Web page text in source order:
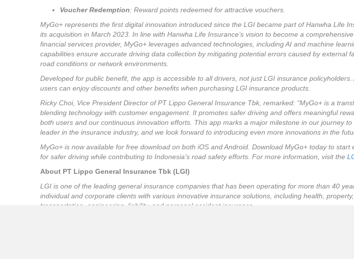
Voucher Redemption: Reward points redeemed for attractive vouchers.
MyGo+ represents the first digital innovation introduced since the LGI became part of Hanwha Life
its acquisition in March 2023. In line with Hanwha Life Insurance’s vision to become a
financial services provider, MyGo+ leverages advanced technologies, including AI and machine
capabilities ensure accurate driving data collection by mitigating potential errors caused by external
road conditions or network environments.
Developed for public benefit, the app is accessible to all drivers, not just LGI insurance policyholders.
users can enjoy discounts and other benefits when purchasing LGI insurance products.
Ricky Choi, Vice President Director of PT Lippo General Insurance Tbk, remarked: “MyGo+ is a
blending technology with customer engagement. It promotes safer driving and offers meaningful
both users and our continuous innovation efforts. This app marks a major milestone in our journey
leader in the insurance industry, and we look forward to introducing even more innovations in the
MyGo+ is now available for free download on both iOS and Android. Download MyGo+ today to start
for safer driving while contributing to Indonesia’s road safety efforts. For more information, visit the
About PT Lippo General Insurance Tbk (LGI)
LGI is one of the leading general insurance companies that has been operating for more than 40
individual and corporate clients with various innovative insurance solutions, including health,
transportation, engineering, liability, and personal accident insurance.